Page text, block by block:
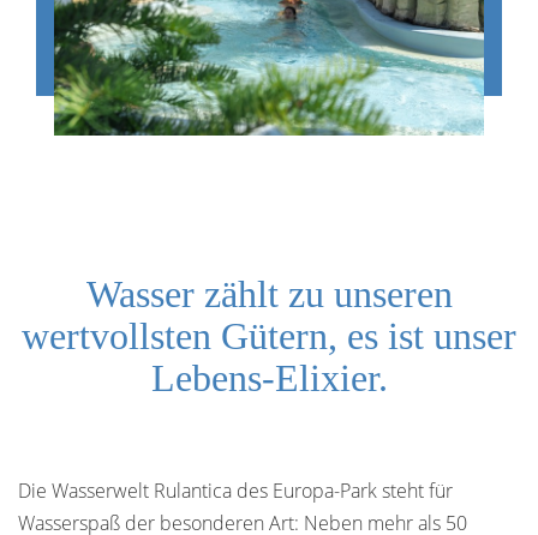
Wasser zählt zu unseren
wertvollsten Gütern, es ist unser
Lebens-Elixier.
Die Wasserwelt Rulantica des Europa-Park steht für
Wasserspaß der besonderen Art: Neben mehr als 50